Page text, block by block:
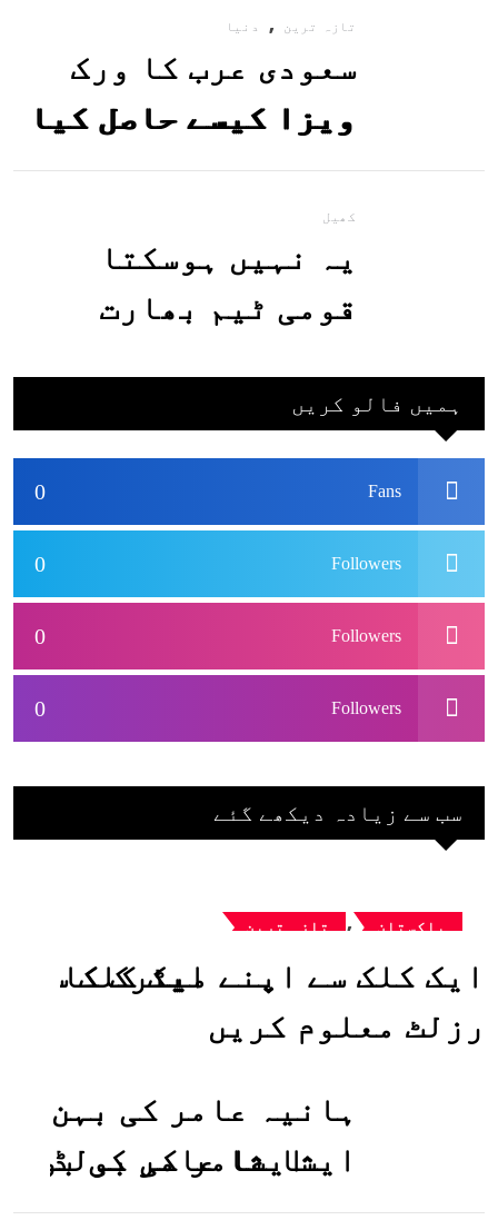
گئیں
تازہ ترین , دنیا
سعودی عرب کا ورک
ویزا کیسے حاصل کیا
جاسکتا ہے؟جانیے
کھیل
یہ نہیں ہوسکتا
قومی ٹیم بھارت
بھارتی ٹیم پاکستان
نہ آئے، محسن نقوی
ہمیں فالو کریں
0 Fans
0 Followers
0 Followers
0 Followers
سب سے زیادہ دیکھے گئے
پاکستان , تازہ ترین
ایک کلک سے اپنے میٹرک کا
رزلٹ معلوم کریں
ہانیہ عامر کی بہن
ایشا عامر کی بولڈ
تصاویر وائرل ہو